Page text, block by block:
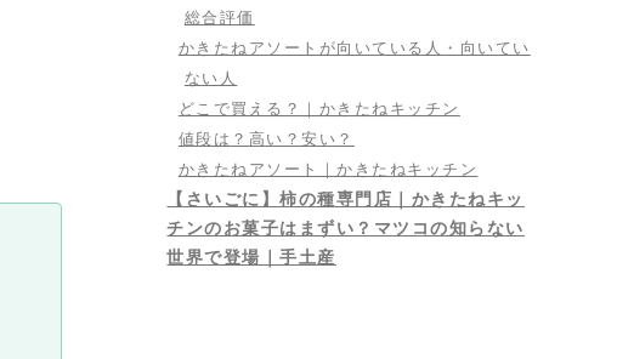
総合評価
かきたねアソートが向いている人・向いてい
ない人
どこで買える？｜かきたねキッチン
値段は？高い？安い？
かきたねアソート｜かきたねキッチン
【さいごに】柿の種専門店｜かきたねキッ
チンのお菓子はまずい？マツコの知らない
世界で登場｜手土産